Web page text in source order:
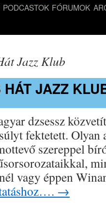
PODCASTOK FÓRUMOK
Jazz Klub
JAZZ
dzsessz
fektetett. Olyan
szereppel
vagy éppen
→